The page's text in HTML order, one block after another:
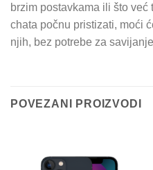
brzim postavkama ili što
chata počnu pristizati, moći
njih, bez potrebe za
POVEZANI PROIZVODI